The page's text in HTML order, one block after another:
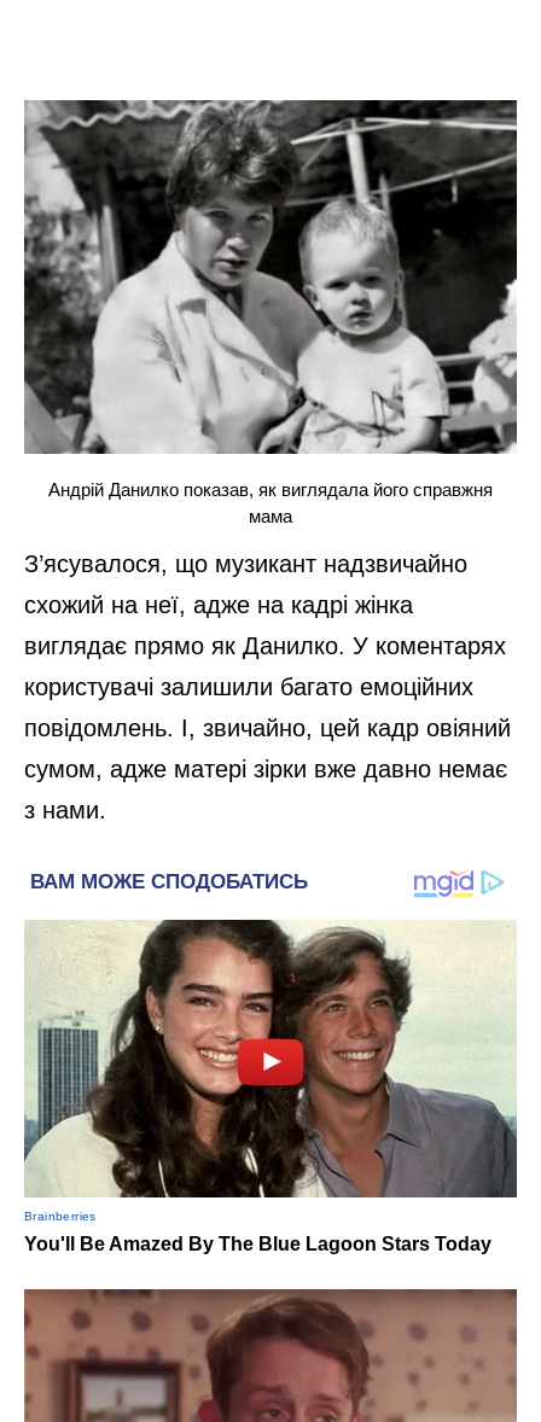
Андрій Данилко показав, як виглядала його справжня
мама
З’ясувалося, що музикант надзвичайно
схожий на неї, адже на кадрі жінка
виглядає прямо як Данилко. У коментарях
користувачі залишили багато емоційних
повідомлень. І, звичайно, цей кадр овіяний
сумом, адже матері зірки вже давно немає
з нами.